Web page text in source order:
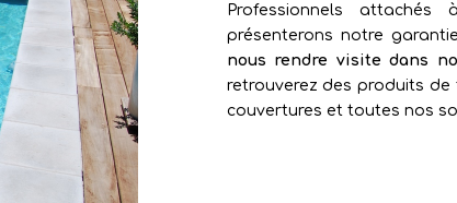
Professionnels
présenterons notre
nous rendre visite dans
retrouverez des produits de
couvertures et toutes nos